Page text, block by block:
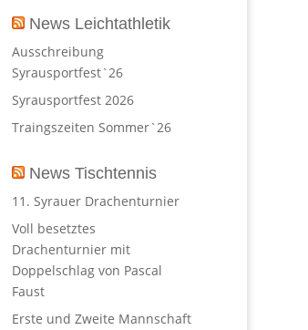
News Leichtathletik
Ausschreibung
Syrausportfest`26
Syrausportfest 2026
Traingszeiten Sommer`26
News Tischtennis
11. Syrauer Drachenturnier
Voll besetztes
Drachenturnier mit
Doppelschlag von Pascal
Faust
Erste und Zweite Mannschaft